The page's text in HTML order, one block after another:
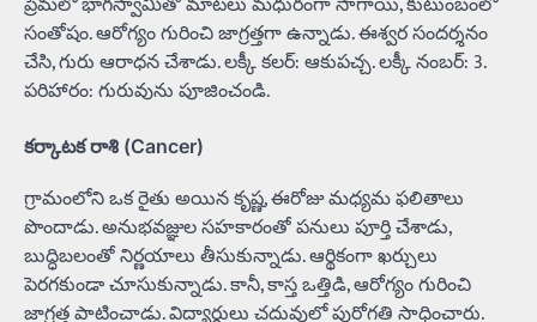
సంతోషం. ఆరోగ్యం గురించి జాగ్రత్తగా ఉన్నాడు. ఈశ్వర సందర్శనం
చేసి, గురు ఆరాధన చేశాడు. లక్కీ కలర్: ఆకుపచ్చ. లక్కీ నంబర్: 3.
పరిహారం: గురువును పూజించండి.
కర్కాటక రాశి (Cancer)
గ్రామంలోని ఒక రైతు అయిన కృష్ణ, ఈరోజు మధ్యమ ఫలితాలు
పొందాడు. అనుభవజ్ఞుల సహకారంతో పనులు పూర్తి చేశాడు,
బుద్ధిబలంతో నిర్ణయాలు తీసుకున్నాడు. ఆర్థికంగా ఖర్చులు
పెరగకుండా చూసుకున్నాడు. కానీ, కాస్త ఒత్తిడి, ఆరోగ్యం గురించి
జాగ్రత్త పాటించాడు. విద్యార్థులు చదువులో పురోగతి సాధించారు.